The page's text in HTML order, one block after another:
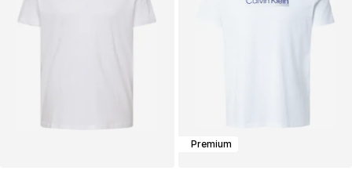
Premium